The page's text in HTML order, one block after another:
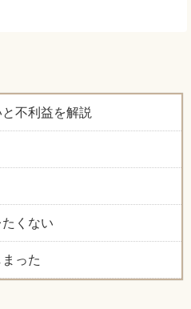
不利益を解説
くない
った